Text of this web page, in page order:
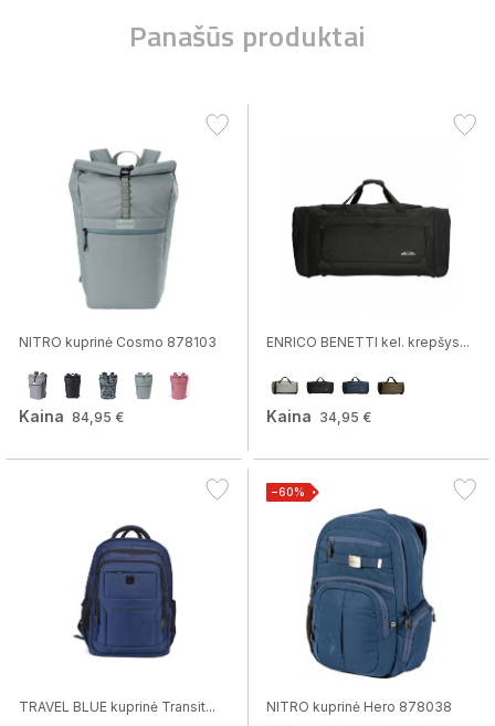
Panašūs produktai
NITRO kuprinė Cosmo 878103
Kaina 84,95 €
ENRICO BENETTI kel. krepšys...
Kaina 34,95 €
TRAVEL BLUE kuprinė Transit...
−60%
NITRO kuprinė Hero 878038